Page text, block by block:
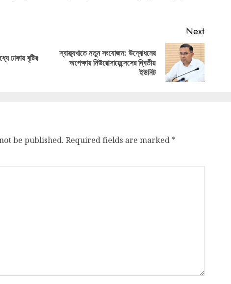
Previous
ঢাকায় বৃষ্টির
Next
Next
স্বাস্থ্যখাতে নতুন সংযোজন: উদ্বোধনের
অপেক্ষায় নিউরোসায়েন্সেসের দ্বিতীয়
ইউনিট
be published. Required fields are marked *